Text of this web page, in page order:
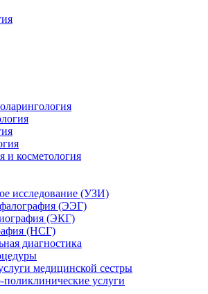
и косметология
исследование (УЗИ)
(ЭЭГ)
(ЭКГ)
(НСГ)
диагностика
медицинской сестры
поликлинические услуги